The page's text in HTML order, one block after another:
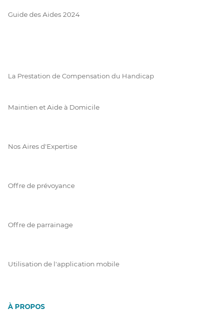
Guide des Aides 2024
La Prestation de Compensation du Handicap
Maintien et Aide à Domicile
Nos Aires d'Expertise
Offre de prévoyance
Offre de parrainage
Utilisation de l'application mobile
À PROPOS